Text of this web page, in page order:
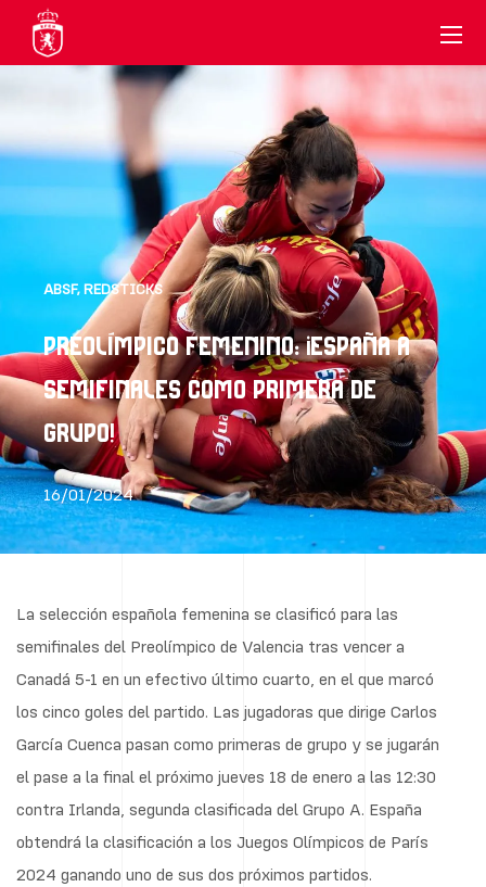
ABSF,REDSTICKS
PREOLÍMPICO FEMENINO: ¡ESPAÑA A
SEMIFINALES COMO PRIMERA DE
GRUPO!
16/01/2024
La selección española femenina se clasificó para las
semifinales del Preolímpico de Valencia tras vencer a
Canadá 5-1 en un efectivo último cuarto, en el que marcó
los cinco goles del partido. Las jugadoras que dirige Carlos
García Cuenca pasan como primeras de grupo y se jugarán
el pase a la final el próximo jueves 18 de enero a las 12:30
contra Irlanda, segunda clasificada del Grupo A. España
obtendrá la clasificación a los Juegos Olímpicos de París
2024 ganando uno de sus dos próximos partidos.